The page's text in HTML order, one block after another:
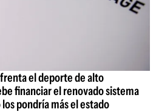
el deporte de alto
financiar el renovado sistema
pondría más el estado